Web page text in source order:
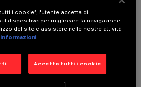
06/08/2026
i cookie”, l'utente accetta di
dispositivo per migliorare la navigazione
del sito e assistere nelle nostre attività
Accetta tutti i cookie